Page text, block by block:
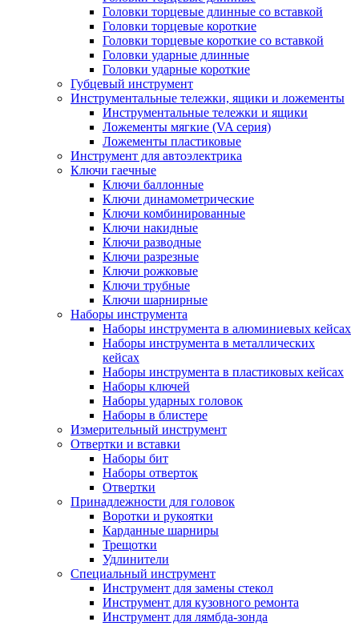
Головки торцевые длинные со вставкой
Головки торцевые короткие
Головки торцевые короткие со вставкой
Головки ударные длинные
Головки ударные короткие
Губцевый инструмент
Инструментальные тележки, ящики и ложементы
Инструментальные тележки и ящики
Ложементы мягкие (VA серия)
Ложементы пластиковые
Инструмент для автоэлектрика
Ключи гаечные
Ключи баллонные
Ключи динамометрические
Ключи комбинированные
Ключи накидные
Ключи разводные
Ключи разрезные
Ключи рожковые
Ключи трубные
Ключи шарнирные
Наборы инструмента
Наборы инструмента в алюминиевых кейсах
Наборы инструмента в металлических
кейсах
Наборы инструмента в пластиковых кейсах
Наборы ключей
Наборы ударных головок
Наборы в блистере
Измерительный инструмент
Отвертки и вставки
Наборы бит
Наборы отверток
Отвертки
Принадлежности для головок
Воротки и рукоятки
Карданные шарниры
Трещотки
Удлинители
Специальный инструмент
Инструмент для замены стекол
Инструмент для кузовного ремонта
Инструмент для лямбда-зонда